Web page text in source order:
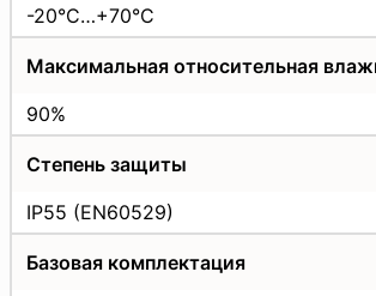
-20°C…+70°C
Максимальная относительная
90%
Степень защиты
IP55 (EN60529)
Базовая комплектация